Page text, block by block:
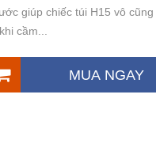
giúp chiếc túi H15 vô
cầm...
MUA NGAY